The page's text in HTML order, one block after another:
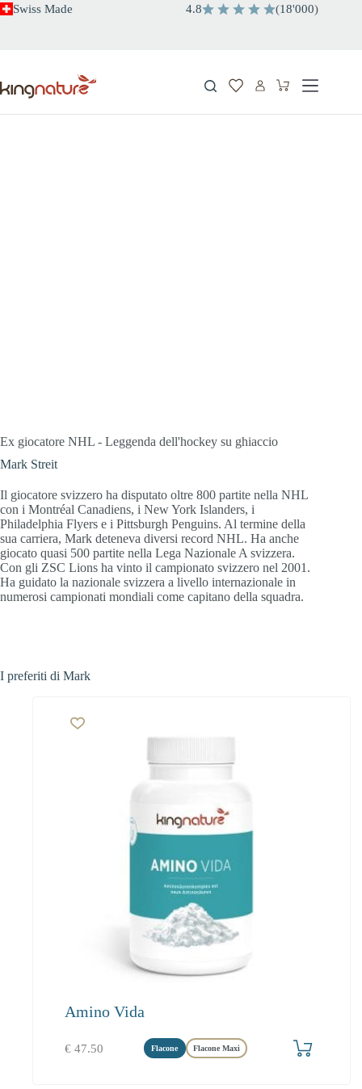
SaltaSwiss Made 4.8 (18'000)
Carrello
Ex giocatore NHL - Leggenda dell'hockey su ghiaccio
Mark Streit
Il giocatore svizzero ha disputato oltre 800 partite nella NHL
con i Montréal Canadiens, i New York Islanders, i
Philadelphia Flyers e i Pittsburgh Penguins. Al termine della
sua carriera, Mark deteneva diversi record NHL. Ha anche
giocato quasi 500 partite nella Lega Nazionale A svizzera.
Con gli ZSC Lions ha vinto il campionato svizzero nel 2001.
Ha guidato la nazionale svizzera a livello internazionale in
numerosi campionati mondiali come capitano della squadra.
I preferiti di Mark
Amino Vida
€ 47.50 Flacone Flacone Maxi